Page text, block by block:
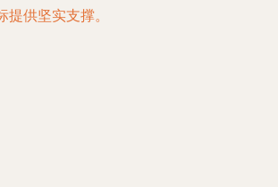
供坚实支撑。